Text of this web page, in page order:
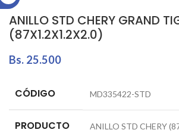
ANILLO STD CHERY GRAND
(87X1.2X1.2X2.0)
Bs. 25.500
CÓDIGO MD335422-STD
PRODUCTO ANILLO STD CHERY